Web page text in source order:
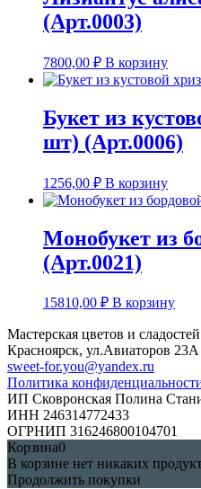
(Арт.0003)
7800,00 ₽ В корзину
Букет из
шт) (Арт.0006)
1256,00 ₽ В корзину
Монобукет из
(Арт.0021)
15810,00 ₽ В корзину
Мастерская цветов и
Красноярск, ул.Авиаторов 23А
sweet-for.you@yandex.ru
Политика
ИП Сковронская Полина
ИНН 246314772433
ОГРНИП 316246800104701
Корзина0
В корзине нет никаких
Продолжить покупки